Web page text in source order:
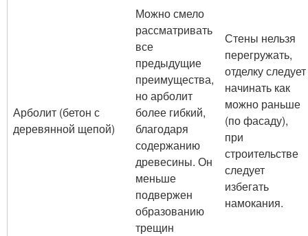
Арболит (бетон с
деревянной щепой)
Можно смело
рассматривать
все
предыдущие
преимущества,
но арболит
более гибкий,
благодаря
содержанию
древесины. Он
меньше
подвержен
образованию
трещин
Стены нельзя
перегружать,
отделку следует
начинать как
можно раньше
(по фасаду),
при
строительстве
следует
избегать
намокания.